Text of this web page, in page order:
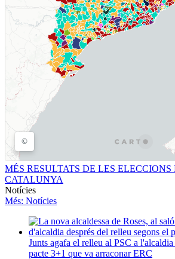
MÉS RESULTATS DE LES
CATALUNYA
Notícies
Més: Notícies
Junts agafa el relleu al PSC a l'alcaldia
pacte 3+1 que va arraconar ERC